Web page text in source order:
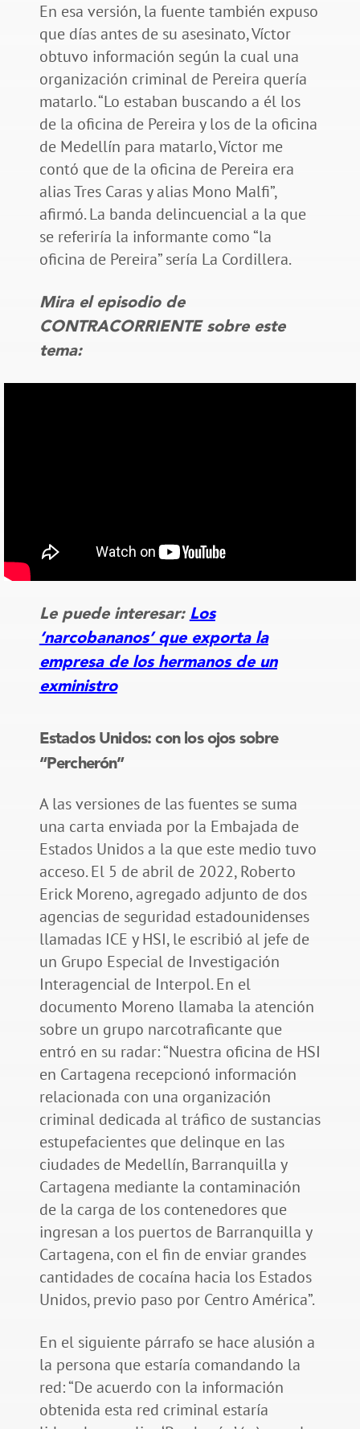
En esa versión, la fuente también expuso
que días antes de su asesinato, Víctor
obtuvo información según la cual una
organización criminal de Pereira quería
matarlo. “Lo estaban buscando a él los
de la oficina de Pereira y los de la oficina
de Medellín para matarlo, Víctor me
contó que de la oficina de Pereira era
alias Tres Caras y alias Mono Malfi”,
afirmó. La banda delincuencial a la que
se referiría la informante como “la
oficina de Pereira” sería La Cordillera.
Mira el episodio de
CONTRACORRIENTE sobre este
tema:
Le puede interesar: Los
‘narcobananos’ que exporta la
empresa de los hermanos de un
exministro
Estados Unidos: con los ojos sobre
“Percherón”
A las versiones de las fuentes se suma
una carta enviada por la Embajada de
Estados Unidos a la que este medio tuvo
acceso. El 5 de abril de 2022, Roberto
Erick Moreno, agregado adjunto de dos
agencias de seguridad estadounidenses
llamadas ICE y HSI, le escribió al jefe de
un Grupo Especial de Investigación
Interagencial de Interpol. En el
documento Moreno llamaba la atención
sobre un grupo narcotraficante que
entró en su radar: “Nuestra oficina de HSI
en Cartagena recepcionó información
relacionada con una organización
criminal dedicada al tráfico de sustancias
estupefacientes que delinque en las
ciudades de Medellín, Barranquilla y
Cartagena mediante la contaminación
de la carga de los contenedores que
ingresan a los puertos de Barranquilla y
Cartagena, con el fin de enviar grandes
cantidades de cocaína hacia los Estados
Unidos, previo paso por Centro América”.
En el siguiente párrafo se hace alusión a
la persona que estaría comandando la
red: “De acuerdo con la información
obtenida esta red criminal estaría